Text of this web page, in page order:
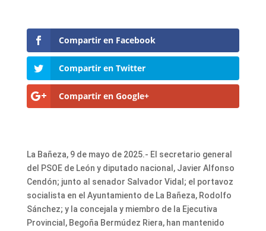
Compartir en Facebook
Compartir en Twitter
Compartir en Google+
La Bañeza, 9 de mayo de 2025.- El secretario general
del PSOE de León y diputado nacional, Javier Alfonso
Cendón; junto al senador Salvador Vidal; el portavoz
socialista en el Ayuntamiento de La Bañeza, Rodolfo
Sánchez; y la concejala y miembro de la Ejecutiva
Provincial, Begoña Bermúdez Riera, han mantenido